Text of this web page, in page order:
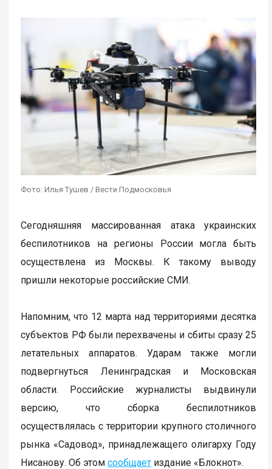
Фото: Илья Тушев / Вести Подмосковья
Сегодняшняя массированная атака украинских
беспилотников на регионы России могла быть
осуществлена из Москвы. К такому выводу
пришли некоторые российские СМИ.
Напомним, что 12 марта над территориями десятка
субъектов РФ были перехвачены и сбиты сразу 25
летательных аппаратов. Ударам также могли
подвергнуться Ленинградская и Московская
области. Российские журналисты выдвинули
версию, что сборка беспилотников
осуществлялась с территории крупного столичного
рынка «Садовод», принадлежащего олигарху Году
Нисанову. Об этомсообщает издание «Блокнот».